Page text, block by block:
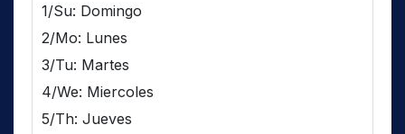
1/Su: Domingo
2/Mo: Lunes
3/Tu: Martes
4/We: Miercoles
5/Th: Jueves